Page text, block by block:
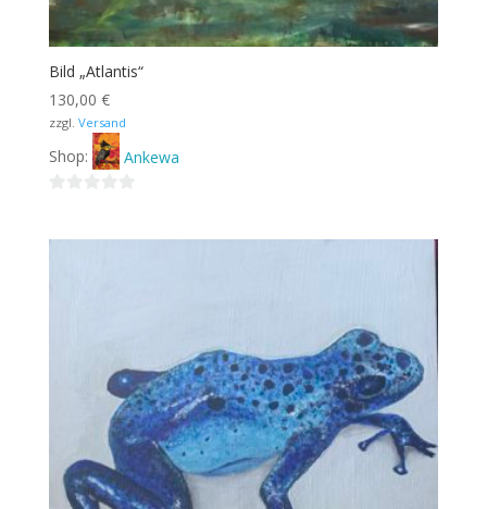
Bild „Atlantis“
130,00 €
zzgl. Versand
Shop: Ankewa